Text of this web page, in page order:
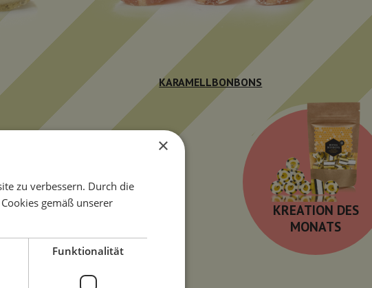
KREATION DES
MONATS
KARAMELLBONBONS
×
zu verbessern. Durch die
gemäß unserer
Funktionalität